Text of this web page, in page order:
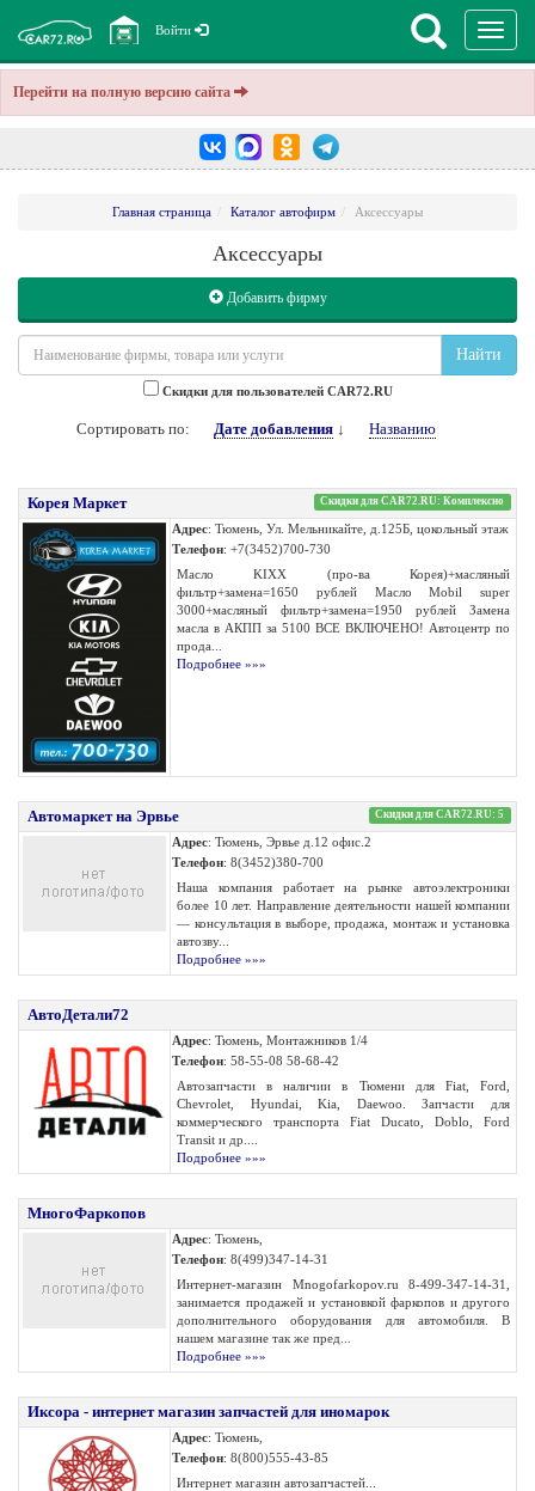
Перейти на полную версию сайта
Войти
Главная страница Каталог автофирм Аксессуары
Аксессуары
Добавить фирму
Найти
Cкидки для пользователей CAR72.RU
Сортировать по: Дате добавления↓ Названию
Корея Маркет Скидки для CAR72.RU: Комплексно
Адрес: Тюмень, Ул. Мельникайте, д.125Б, цокольный этаж
Телефон: +7(3452)700-730
Масло KIXX (про-ва Корея)+масляный
фильтр+замена=1650 рублей Масло Mobil super
3000+масляный фильтр+замена=1950 рублей Замена
масла в АКПП за 5100 ВСЕ ВКЛЮЧЕНО! Автоцентр по
прода...
Подробнее »»»
Автомаркет на Эрвье Скидки для CAR72.RU: 5
Адрес: Тюмень, Эрвье д.12 офис.2
Телефон: 8(3452)380-700
Наша компания работает на рынке автоэлектроники
более 10 лет. Направление деятельности нашей компании
— консультация в выборе, продажа, монтаж и установка
автозву...
Подробнее »»»
АвтоДетали72
Адрес: Тюмень, Монтажников 1/4
Телефон: 58-55-08 58-68-42
Автозапчасти в наличии в Тюмени для Fiat, Ford,
Chevrolet, Hyundai, Kia, Daewoo. Запчасти для
коммерческого транспорта Fiat Ducato, Doblo, Ford
Transit и др....
Подробнее »»»
МногоФаркопов
Адрес: Тюмень,
Телефон: 8(499)347-14-31
Интернет-магазин Mnogofarkopov.ru 8-499-347-14-31,
занимается продажей и установкой фаркопов и другого
дополнительного оборудования для автомобиля. В
нашем магазине так же пред...
Подробнее »»»
Иксора - интернет магазин запчастей для иномарок
Адрес: Тюмень,
Телефон: 8(800)555-43-85
Интернет магазин автозапчастей...